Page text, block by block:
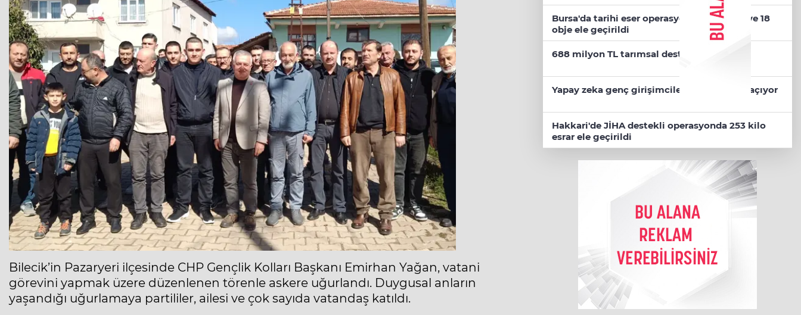
Bilecik’in Pazaryeri ilçesinde CHP Gençlik Kolları Başkanı Emirhan Yağan, vatani
görevini yapmak üzere düzenlenen törenle askere uğurlandı. Duygusal anların
yaşandığı uğurlamaya partililer, ailesi ve çok sayıda vatandaş katıldı.
Bursa'da tarihi eser operasyonu! 273 sikke ve 18
obje ele geçirildi
688 milyon TL tarımsal destek hesaplarda
Yapay zeka genç girişimcilere yeni kapılar açıyor
Hakkari'de JİHA destekli operasyonda 253 kilo
esrar ele geçirildi